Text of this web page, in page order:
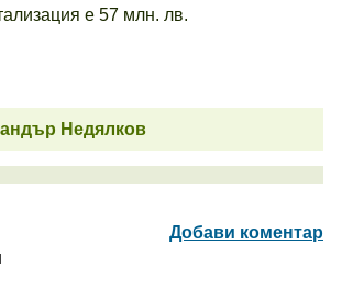
е 57 млн. лв.
Недялков
Добави коментар